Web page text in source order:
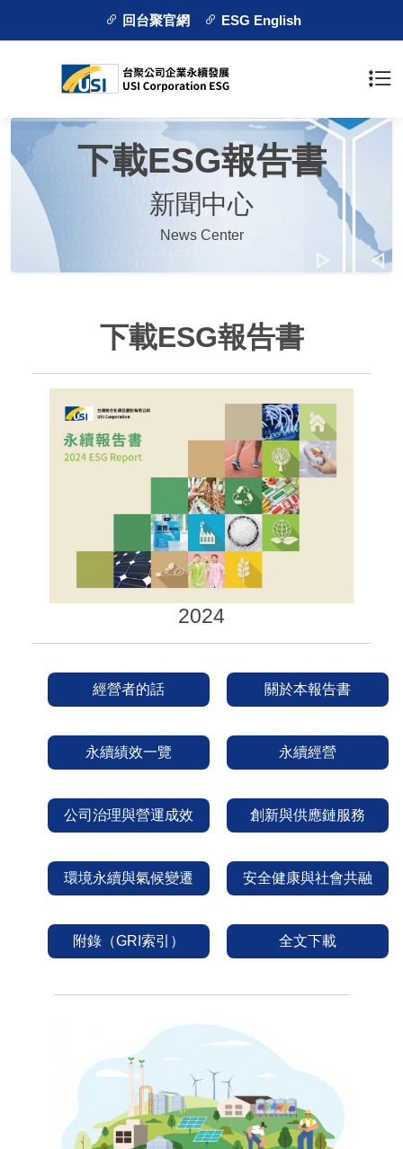
回台聚官網 ESG English
下載ESG報告書
新聞中心
News Center
下載ESG報告書
2024
經營者的話 關於本報告書
永續績效一覽 永續經營
公司治理與營運成效 創新與供應鏈服務
環境永續與氣候變遷 安全健康與社會共融
附錄（GRI索引） 全文下載